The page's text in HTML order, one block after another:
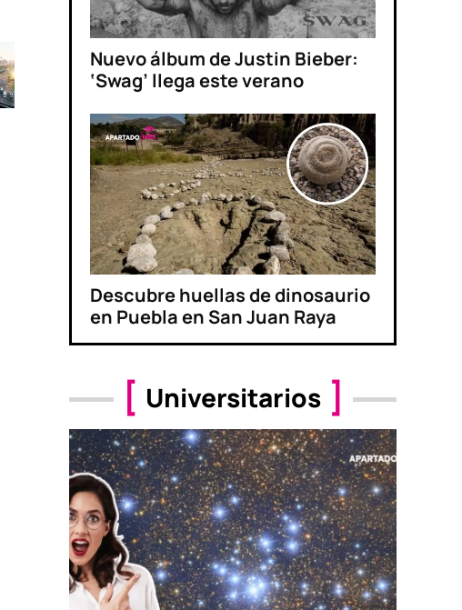
Nuevo álbum de Justin Bieber:
‘Swag’ llega este verano
Descubre huellas de dinosaurio
en Puebla en San Juan Raya
Universitarios